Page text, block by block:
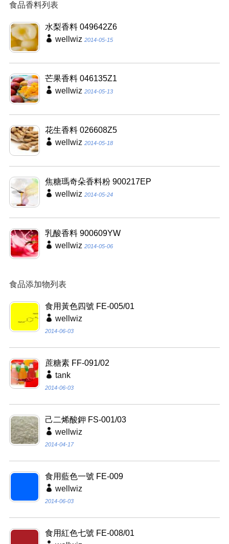
食品香料列表
水梨香料 049642Z6
wellwiz 2014-05-15
芒果香料 046135Z1
wellwiz 2014-05-13
花生香料 026608Z5
wellwiz 2014-05-18
焦糖瑪奇朵香料粉 900217EP
wellwiz 2014-05-24
乳酸香料 900609YW
wellwiz 2014-05-06
食品添加物列表
食用黃色四號 FE-005/01
wellwiz
2014-06-03
蔗糖素 FF-091/02
tank
2014-06-03
己二烯酸鉀 FS-001/03
wellwiz
2014-04-17
食用藍色一號 FE-009
wellwiz
2014-06-03
食用紅色七號 FE-008/01